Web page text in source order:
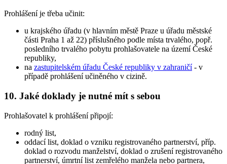
Prohlášení je třeba učinit:
u krajského úřadu (v hlavním městě Praze u úřadu městské
části Praha 1 až 22) příslušného podle místa trvalého, popř.
posledního trvalého pobytu prohlašovatele na území České
republiky,
na zastupitelském úřadu České republiky v zahraničí- v
případě prohlášení učiněného v cizině.
10. Jaké doklady je nutné mít s sebou
Prohlašovatel k prohlášení připojí:
rodný list,
oddací list, doklad o vzniku registrovaného partnerství, příp.
doklad o rozvodu manželství, doklad o zrušení registrovaného
partnerství, úmrtní list zemřelého manžela nebo partnera,